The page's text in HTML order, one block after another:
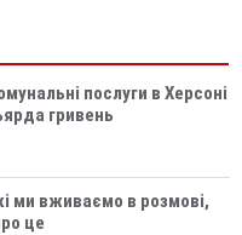
послуги в Херсоні
гривень
ми вживаємо в розмові,
це